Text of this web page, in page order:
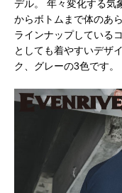
デル。 年々変化する気
からボトムまで体のあ
ラインナップしている
としても着やすいデザ
ク、グレーの3色です。